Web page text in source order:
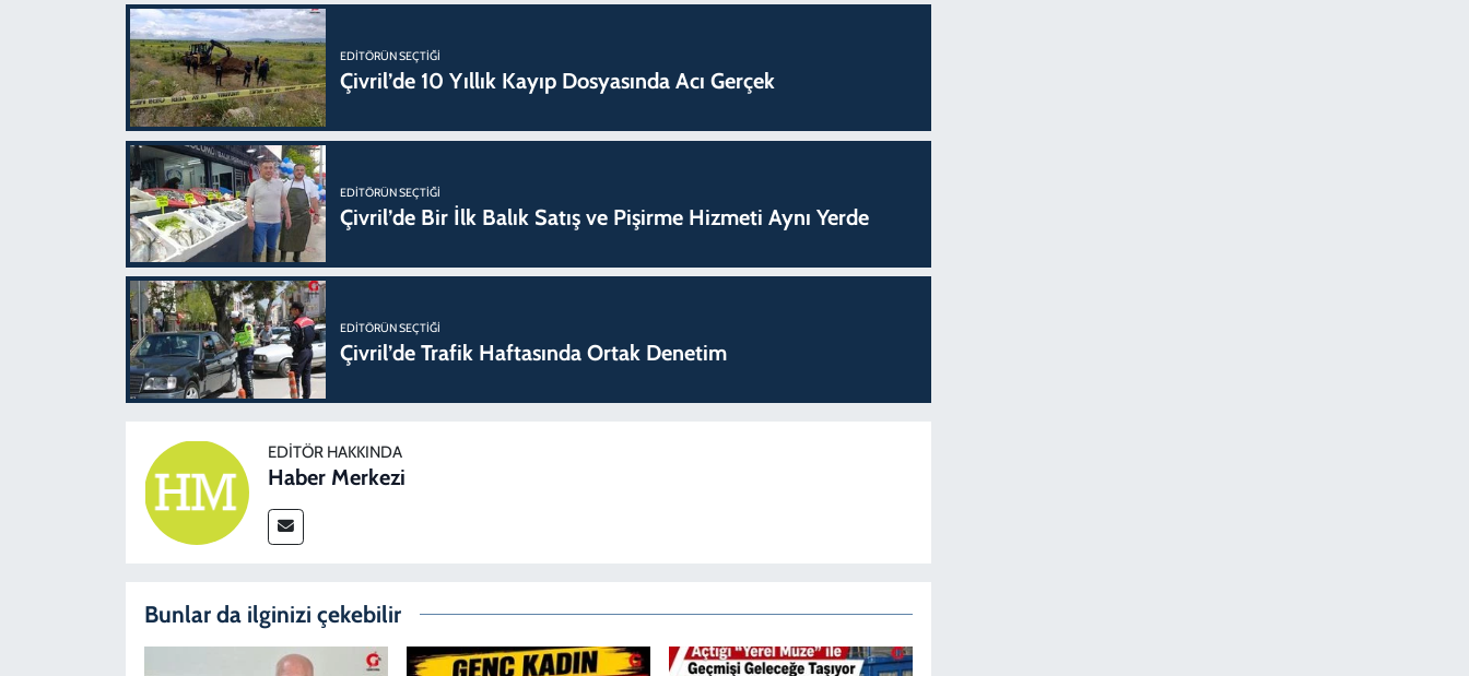
EDITÖRÜN SEÇTIĞI
Çivril’de 10 Yıllık Kayıp Dosyasında Acı Gerçek
EDITÖRÜN SEÇTIĞI
Çivril’de Bir İlk Balık Satış ve Pişirme Hizmeti Aynı Yerde
EDITÖRÜN SEÇTIĞI
Çivril’de Trafik Haftasında Ortak Denetim
EDITÖR HAKKINDA
Haber Merkezi
Bunlar da ilginizi çekebilir